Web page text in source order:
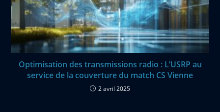
Optimisation des transmissions radio : L’USRP au
service de la couverture du match CS Vienne
2 avril 2025